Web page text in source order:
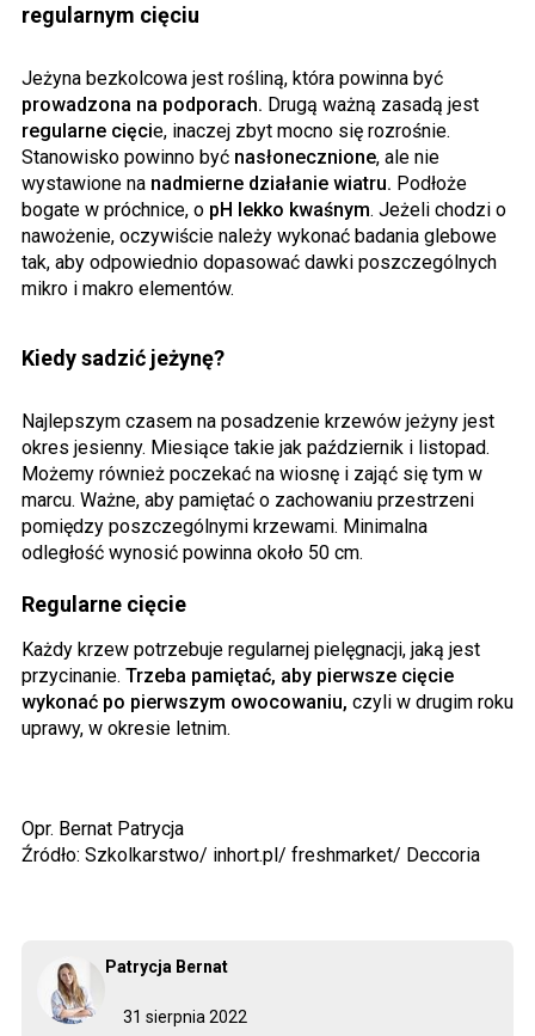
31 sierpnia 2022
Patrycja Bernat
regularnym cięciu
Jeżyna bezkolcowa jest rośliną, która powinna być
prowadzona na podporach. Drugą ważną zasadą jest
regularne cięcie, inaczej zbyt mocno się rozrośnie.
Stanowisko powinno być nasłonecznione, ale nie
wystawione na nadmierne działanie wiatru. Podłoże
bogate w próchnice, o pH lekko kwaśnym. Jeżeli chodzi o
nawożenie, oczywiście należy wykonać badania glebowe
tak, aby odpowiednio dopasować dawki poszczególnych
mikro i makro elementów.
Kiedy sadzić jeżynę?
Najlepszym czasem na posadzenie krzewów jeżyny jest
okres jesienny. Miesiące takie jak październik i listopad.
Możemy również poczekać na wiosnę i zająć się tym w
marcu. Ważne, aby pamiętać o zachowaniu przestrzeni
pomiędzy poszczególnymi krzewami. Minimalna
odległość wynosić powinna około 50 cm.
Regularne cięcie
Każdy krzew potrzebuje regularnej pielęgnacji, jaką jest
przycinanie. Trzeba pamiętać, aby pierwsze cięcie
wykonać po pierwszym owocowaniu, czyli w drugim roku
uprawy, w okresie letnim.
Opr. Bernat Patrycja
Źródło: Szkolkarstwo/ inhort.pl/ freshmarket/ Deccoria